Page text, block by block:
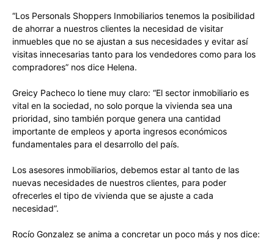
“Los Personals Shoppers Inmobiliarios tenemos la posibilidad
de ahorrar a nuestros clientes la necesidad de visitar
inmuebles que no se ajustan a sus necesidades y evitar así
visitas innecesarias tanto para los vendedores como para los
compradores” nos dice Helena.
Greicy Pacheco lo tiene muy claro: “El sector inmobiliario es
vital en la sociedad, no solo porque la vivienda sea una
prioridad, sino también porque genera una cantidad
importante de empleos y aporta ingresos económicos
fundamentales para el desarrollo del país.
Los asesores inmobiliarios, debemos estar al tanto de las
nuevas necesidades de nuestros clientes, para poder
ofrecerles el tipo de vivienda que se ajuste a cada
necesidad”.
Rocío Gonzalez se anima a concretar un poco más y nos dice: